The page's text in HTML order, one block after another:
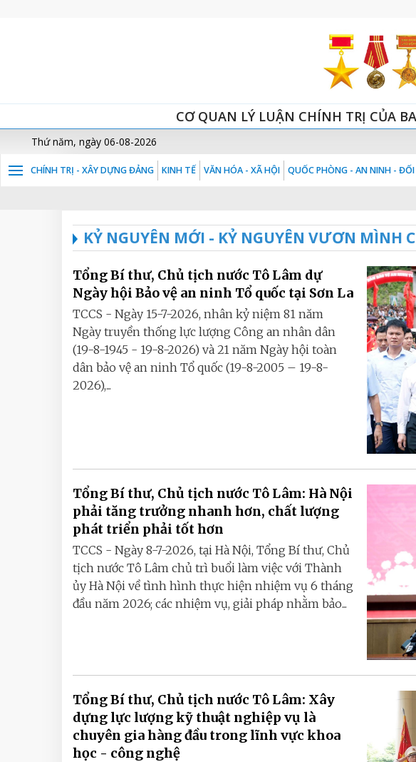
CƠ QUAN LÝ LUẬN CHÍNH TRỊ CỦA
Thứ năm, ngày 06-08-2026
CHÍNH TRỊ - XÂY DỰNG ĐẢNG KINH TẾ VĂN HÓA - XÃ HỘI QUỐC PHÒNG - AN NINH -
KỶ NGUYÊN MỚI - KỶ NGUYÊN VƯƠN MÌNH
Tổng Bí thư, Chủ tịch nước Tô Lâm dự
Ngày hội Bảo vệ an ninh Tổ quốc tại Sơn La
TCCS - Ngày 15-7-2026, nhân kỷ niệm 81 năm
Ngày truyền thống lực lượng Công an nhân dân
(19-8-1945 - 19-8-2026) và 21 năm Ngày hội toàn
dân bảo vệ an ninh Tổ quốc (19-8-2005 – 19-8-
2026),...
Tổng Bí thư, Chủ tịch nước Tô Lâm: Hà Nội
phải tăng trưởng nhanh hơn, chất lượng
phát triển phải tốt hơn
TCCS - Ngày 8-7-2026, tại Hà Nội, Tổng Bí thư, Chủ
tịch nước Tô Lâm chủ trì buổi làm việc với Thành
ủy Hà Nội về tình hình thực hiện nhiệm vụ 6 tháng
đầu năm 2026; các nhiệm vụ, giải pháp nhằm bảo...
Tổng Bí thư, Chủ tịch nước Tô Lâm: Xây
dựng lực lượng kỹ thuật nghiệp vụ là
chuyên gia hàng đầu trong lĩnh vực khoa
học - công nghệ